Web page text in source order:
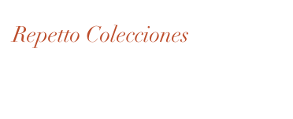
Repetto Colecciones